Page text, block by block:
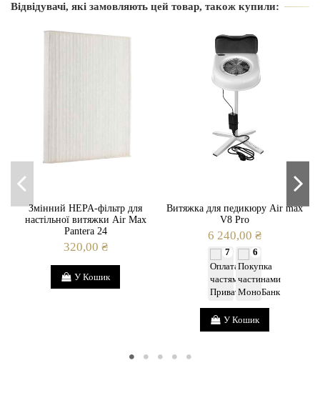
Відвідувачі, які замовляють цей товар, також купили:
Змінний HEPA-фільтр для
настільної витяжки Air Max
Pantera 24
320,00 ₴
У Кошик
Витяжка для педикюру Air max
V8 Pro
6 240,00 ₴
7 6
У Кошик